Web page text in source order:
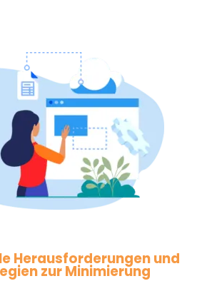
Herausforderungen und
zur Minimierung